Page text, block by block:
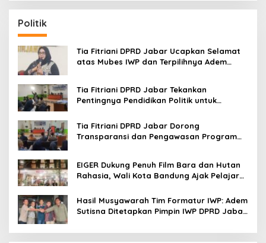
r
c
h
f
o
:
Politik
Tia Fitriani DPRD Jabar Ucapkan Selamat
atas Mubes IWP dan Terpilihnya Adem
Tia Fitriani DPRD Jabar Tekankan
Pentingnya Pendidikan Politik untuk
Bandung
Tia Fitriani DPRD Jabar Dorong
Transparansi dan Pengawasan Program
EIGER Dukung Penuh Film Bara dan Hutan
Rahasia, Wali Kota Bandung Ajak Pelajar
Hasil Musyawarah Tim Formatur IWP: Adem
Sutisna Ditetapkan Pimpin IWP DPRD Jabar